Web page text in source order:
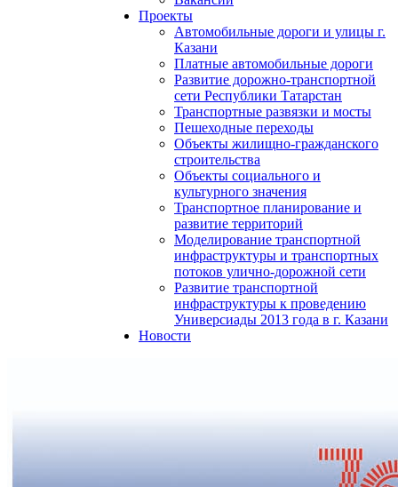
Проекты
Автомобильные дороги и улицы г.
Казани
Платные автомобильные дороги
Развитие дорожно-транспортной
сети Республики Татарстан
Транспортные развязки и мосты
Пешеходные переходы
Объекты жилищно-гражданского
строительства
Объекты социального и
культурного значения
Транспортное планирование и
развитие территорий
Моделирование транспортной
инфраструктуры и транспортных
потоков улично-дорожной сети
Развитие транспортной
инфраструктуры к проведению
Универсиады 2013 года в г. Казани
Новости